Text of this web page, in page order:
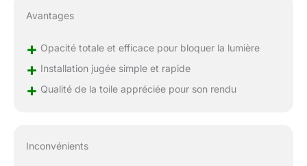
Avantages
+ Opacité totale et efficace pour bloquer la lumière
+ Installation jugée simple et rapide
+ Qualité de la toile appréciée pour son rendu
Inconvénients